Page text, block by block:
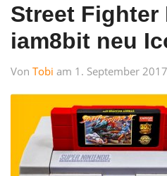
Street Fighter
iam8bit neu
Von Tobi am 1. September 2017